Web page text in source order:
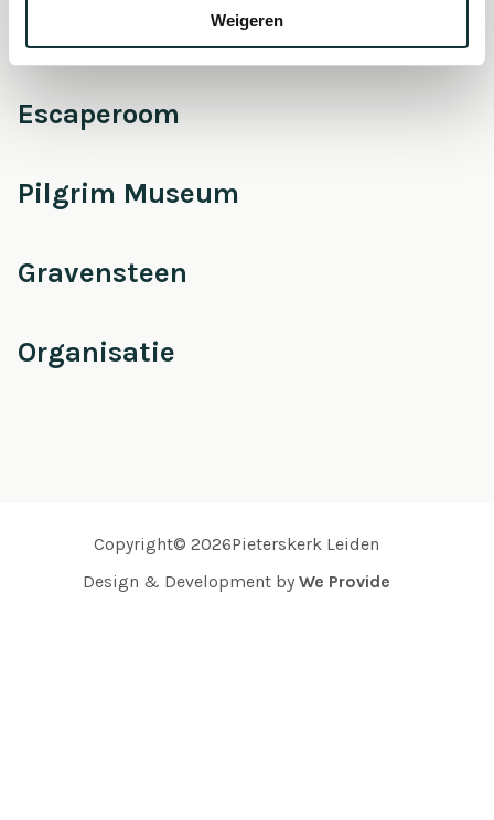
Weigeren
Escaperoom
Pilgrim Museum
Gravensteen
Organisatie
Copyright© 2026Pieterskerk Leiden
Design & Development by We Provide